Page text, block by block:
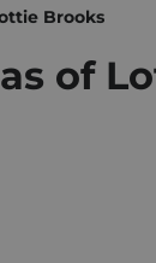
Brooks
of